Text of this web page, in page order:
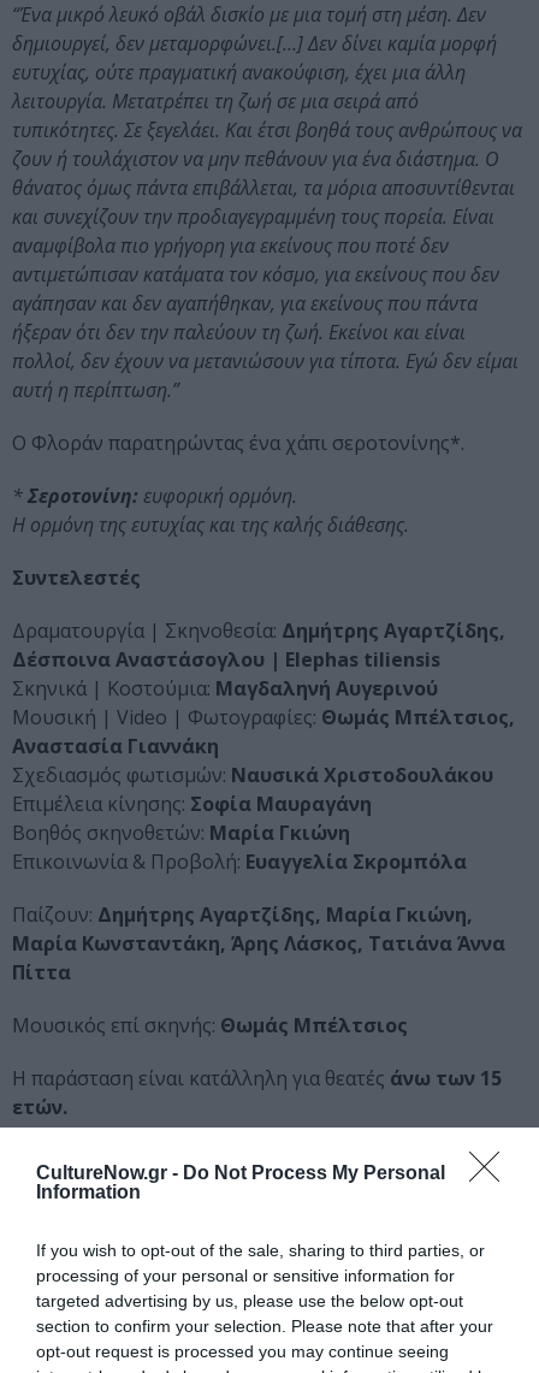
CultureNow.gr - Do Not Process My Personal
Information
If you wish to opt-out of the sale, sharing to third parties, or
processing of your personal or sensitive information for
targeted advertising by us, please use the below opt-out
section to confirm your selection. Please note that after your
opt-out request is processed you may continue seeing
“Ένα μικρό λευκό οβάλ δισκίο με μια τομή στη μέση. Δεν
δημιουργεί, δεν μεταμορφώνει.[…] Δεν δίνει καμία μορφή
ευτυχίας, ούτε πραγματική ανακούφιση, έχει μια άλλη
λειτουργία. Μετατρέπει τη ζωή σε μια σειρά από
τυπικότητες. Σε ξεγελάει. Και έτσι βοηθά τους ανθρώπους να
ζουν ή τουλάχιστον να μην πεθάνουν για ένα διάστημα. Ο
θάνατος όμως πάντα επιβάλλεται, τα μόρια αποσυντίθενται
και συνεχίζουν την προδιαγεγραμμένη τους πορεία. Είναι
αναμφίβολα πιο γρήγορη για εκείνους που ποτέ δεν
αντιμετώπισαν κατάματα τον κόσμο, για εκείνους που δεν
αγάπησαν και δεν αγαπήθηκαν, για εκείνους που πάντα
ήξεραν ότι δεν την παλεύουν τη ζωή. Εκείνοι και είναι
πολλοί, δεν έχουν να μετανιώσουν για τίποτα. Εγώ δεν είμαι
αυτή η περίπτωση.”
Ο Φλοράν παρατηρώντας ένα χάπι σεροτονίνης*.
*Σεροτονίνη: ευφορική ορμόνη.
Η ορμόνη της ευτυχίας και της καλής διάθεσης.
Συντελεστές
Δραματουργία | Σκηνοθεσία: Δημήτρης Αγαρτζίδης,
Δέσποινα Αναστάσογλου | Elephas tiliensis
Σκηνικά | Κοστούμια: Μαγδαληνή Αυγερινού
Μουσική | Video | Φωτογραφίες: Θωμάς Μπέλτσιος,
Αναστασία Γιαννάκη
Σχεδιασμός φωτισμών: Ναυσικά Χριστοδουλάκου
Επιμέλεια κίνησης: Σοφία Μαυραγάνη
Βοηθός σκηνοθετών: Μαρία Γκιώνη
Επικοινωνία & Προβολή: Ευαγγελία Σκρομπόλα
Παίζουν: Δημήτρης Αγαρτζίδης, Μαρία Γκιώνη,
Μαρία Κωνσταντάκη, Άρης Λάσκος, Τατιάνα Άννα
Πίττα
Μουσικός επί σκηνής: Θωμάς Μπέλτσιος
Η παράσταση είναι κατάλληλη για θεατές άνω των 15
ετών.
Το μυθιστόρημα Σεροτονίνη του
Μισέλ Ουελμπέκ
κυκλοφορεί από τις
.
Η παράσταση επιχορηγείται από το Υπουργείο Πολιτισμού &
Αθλητισμού
Διαβάστε επίσης:
Άρης Λάσκος: To χρονικό της παράστασης «Σεροτονίνη»